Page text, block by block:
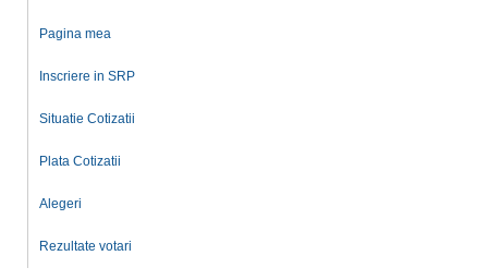
Pagina mea
Inscriere in SRP
Situatie Cotizatii
Plata Cotizatii
Alegeri
Rezultate votari